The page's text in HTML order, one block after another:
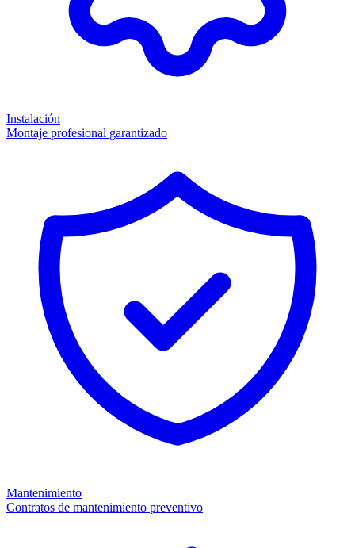
Instalación
Montaje profesional garantizado
Mantenimiento
Contratos de mantenimiento preventivo